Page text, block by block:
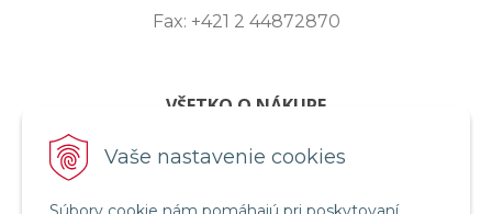
Vaše nastavenie cookies
Fax: +421 2 44872870
VŠETKO O NÁKUPE
ZASLANIE OTÁZKY